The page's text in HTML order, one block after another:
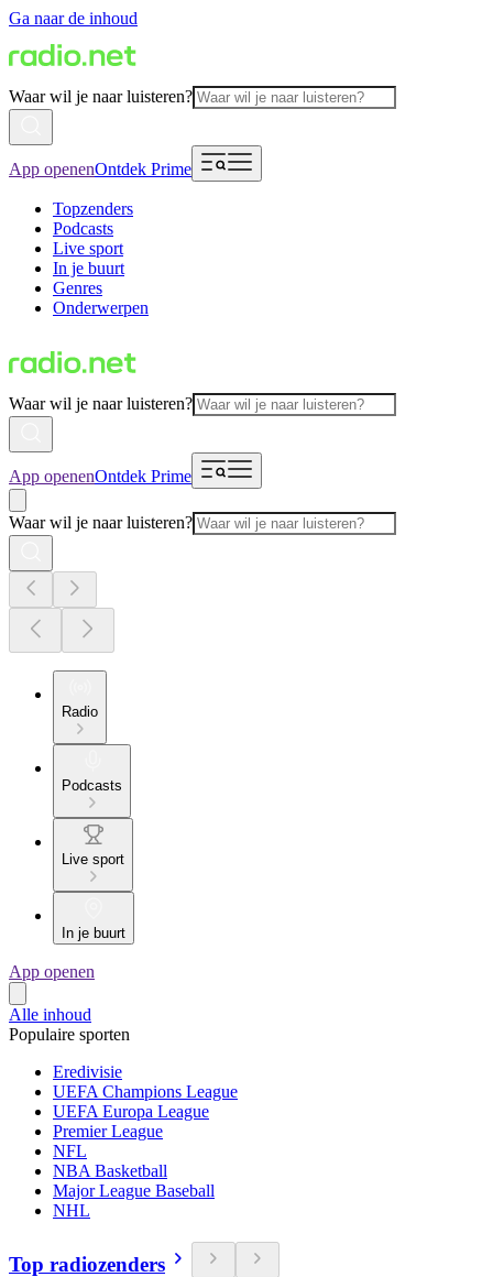
Ga naar de inhoud
Waar wil je naar luisteren?
App openenOntdek Prime
Topzenders
Podcasts
Live sport
In je buurt
Genres
Onderwerpen
Waar wil je naar luisteren?
App openenOntdek Prime
Waar wil je naar luisteren?
Radio
Podcasts
Live sport
In je buurt
App openen
Alle inhoud
Populaire sporten
Eredivisie
UEFA Champions League
UEFA Europa League
Premier League
NFL
NBA Basketball
Major League Baseball
NHL
Top radiozenders